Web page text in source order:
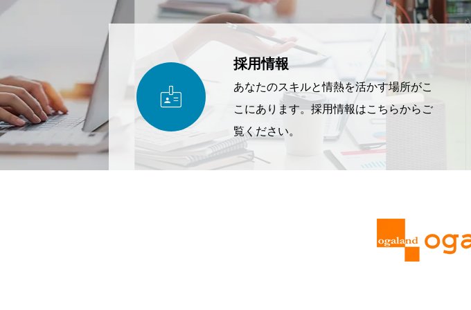

採用情報
あなたのスキルと情熱を活かす場所がこ
こにあります。採用情報はこちらからご
覧ください。